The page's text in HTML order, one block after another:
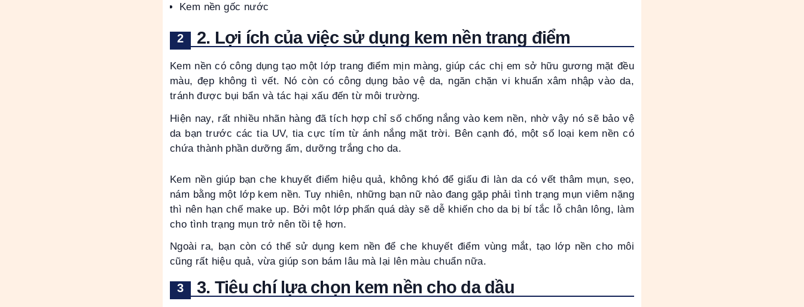
Kem nền gốc nước
2. Lợi ích của việc sử dụng kem nền trang điểm
Kem nền có công dụng tạo một lớp trang điểm mịn màng, giúp các chị em sở hữu gương mặt đều
màu, đẹp không tì vết. Nó còn có công dụng bảo vệ da, ngăn chặn vi khuẩn xâm nhập vào da,
tránh được bụi bẩn và tác hại xấu đến từ môi trường.
Hiện nay, rất nhiều nhãn hàng đã tích hợp chỉ số chống nắng vào kem nền, nhờ vậy nó sẽ bảo vệ
da bạn trước các tia UV, tia cực tím từ ánh nắng mặt trời. Bên cạnh đó, một số loại kem nền có
chứa thành phần dưỡng ẩm, dưỡng trắng cho da.
Kem nền giúp bạn che khuyết điểm hiệu quả, không khó để giấu đi làn da có vết thâm mụn, sẹo,
nám bằng một lớp kem nền. Tuy nhiên, những bạn nữ nào đang gặp phải tình trạng mụn viêm nặng
thì nên hạn chế make up. Bởi một lớp phấn quá dày sẽ dễ khiến cho da bị bí tắc lỗ chân lông, làm
cho tình trạng mụn trở nên tồi tệ hơn.
Ngoài ra, bạn còn có thể sử dụng kem nền để che khuyết điểm vùng mắt, tạo lớp nền cho môi
cũng rất hiệu quả, vừa giúp son bám lâu mà lại lên màu chuẩn nữa.
3. Tiêu chí lựa chọn kem nền cho da dầu